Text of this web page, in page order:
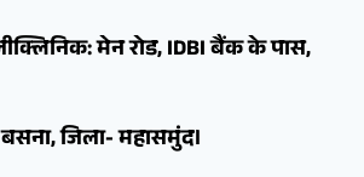
मेन रोड, IDBI बैंक के पास,
बसना, जिला- महासमुंद।